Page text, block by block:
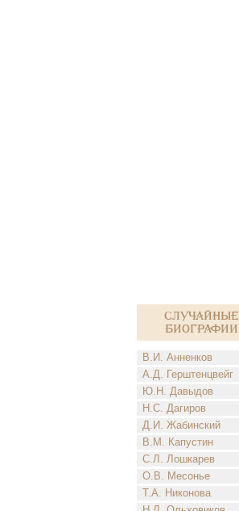
Случайные
биографии
В.И. Анненков
А.Д. Герштенцвейг
Ю.Н. Давыдов
Н.С. Дагиров
Д.И. Жабинский
В.М. Капустин
С.Л. Лошкарев
О.В. Месонье
Т.А. Никонова